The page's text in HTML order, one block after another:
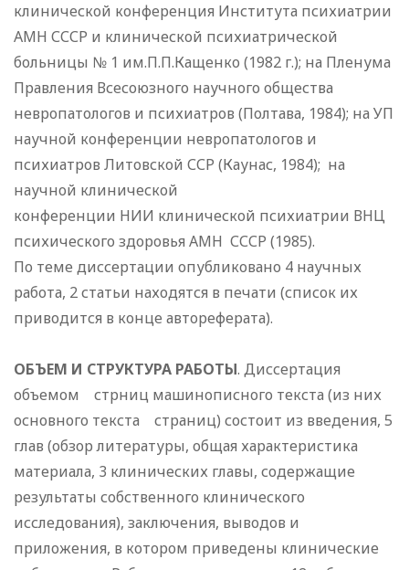
клинической конференция Института психиатрии
АМН СССР и клинической психиатрической
больницы № 1 им.П.П.Кащенко (1982 г.); на Пленума
Правления Всесоюзного научного общества
невропатологов и психиатров (Полтава, 1984); на УП
научной конференции невропатологов и
психиатров Литовской ССР (Каунас, 1984); на
научной клинической
конференции НИИ клинической психиатрии ВНЦ
психического здоровья АМН СССР (1985).
По теме диссертации опубликовано 4 научных
работа, 2 статьи находятся в печати (список их
приводится в конце автореферата).
ОБЪЕМ И СТРУКТУРА РАБОТЫ. Диссертация
объемом стрниц машинописного текста (из них
основного текста страниц) состоит из введения, 5
глав (обзор литературы, общая характеристика
материала, 3 клинических главы, содержащие
результаты собственного клинического
исследования), заключения, выводов и
приложения, в котором приведены клинические